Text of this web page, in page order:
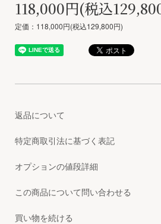
118,000円(税込
定価：118,000円(税込129,800円)
返品について
特定商取引法に基づく表記
オプションの値段詳細
この商品について問い合わせる
買い物を続ける